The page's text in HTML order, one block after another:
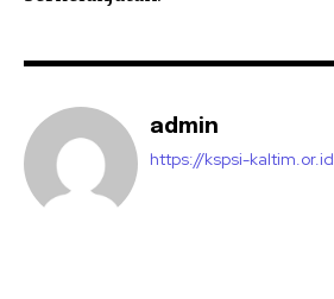
admin
https://kspsi-kaltim.or.id